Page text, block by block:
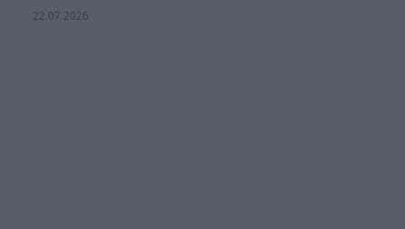
22.07.2026